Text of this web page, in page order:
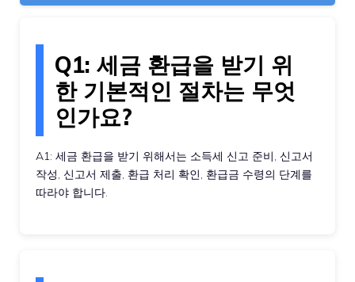
Q1: 세금 환급을 받기 위
한 기본적인 절차는 무엇
인가요?
A1: 세금 환급을 받기 위해서는 소득세 신고 준비, 신고서
작성, 신고서 제출, 환급 처리 확인, 환급금 수령의 단계를
따라야 합니다.